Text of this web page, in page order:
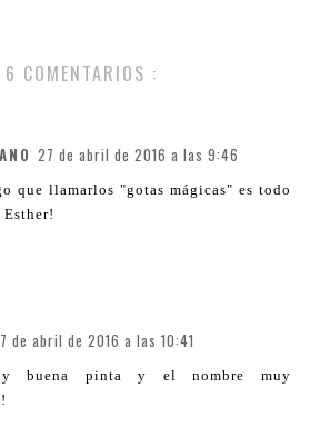
6 COMENTARIOS :
27 de abril de 2016 a las 9:46
que llamarlos "gotas mágicas" es todo
de abril de 2016 a las 10:41
buena pinta y el nombre muy